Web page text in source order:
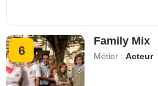
6
Family Mix
Métier :Acteur